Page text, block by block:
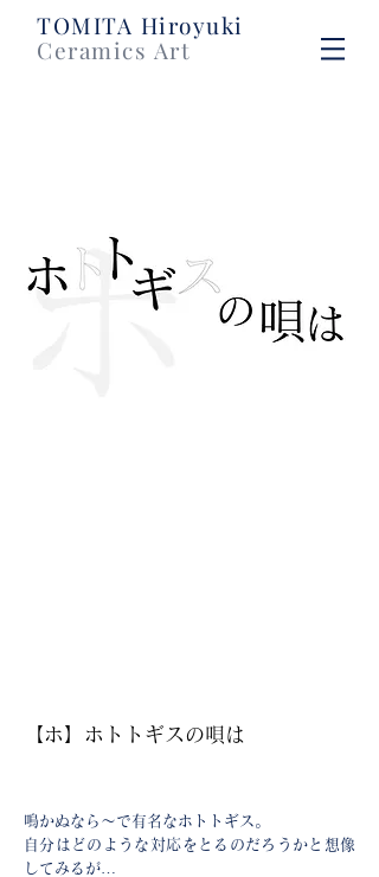
​TOMITA Hiroyuki
Ceramics Art
【ホ】ホトトギスの唄は
鳴かぬなら〜で有名なホトトギス。
自分はどのような対応をとるのだろうかと想像
してみるが…